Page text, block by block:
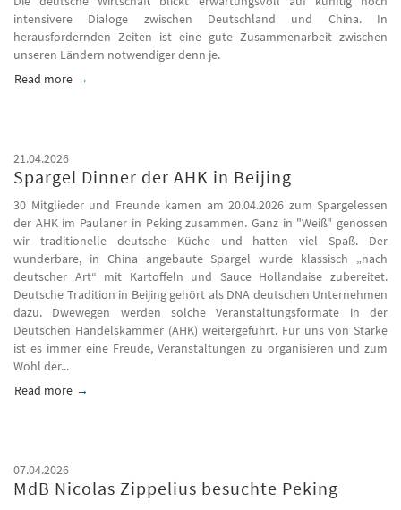
intensivere Dialoge zwischen Deutschland und China. In
herausfordernden Zeiten ist eine gute Zusammenarbeit zwischen
unseren Ländern notwendiger denn je.
Read more about Besuch der Bundesministerin für Wirtschaft und
21.04.2026
Spargel Dinner der AHK in Beijing
30 Mitglieder und Freunde kamen am 20.04.2026 zum Spargelessen
der AHK im Paulaner in Peking zusammen. Ganz in "Weiß" genossen
wir traditionelle deutsche Küche und hatten viel Spaß. Der
wunderbare, in China angebaute Spargel wurde klassisch „nach
deutscher Art“ mit Kartoffeln und Sauce Hollandaise zubereitet.
Deutsche Tradition in Beijing gehört als DNA deutschen Unternehmen
dazu. Dwewegen werden solche Veranstaltungsformate in der
Deutschen Handelskammer (AHK) weitergeführt. Für uns von Starke
ist es immer eine Freude, Veranstaltungen zu organisieren und zum
Wohl der...
Read more about Spargel Dinner der AHK in Beijing
07.04.2026
MdB Nicolas Zippelius besuchte Peking